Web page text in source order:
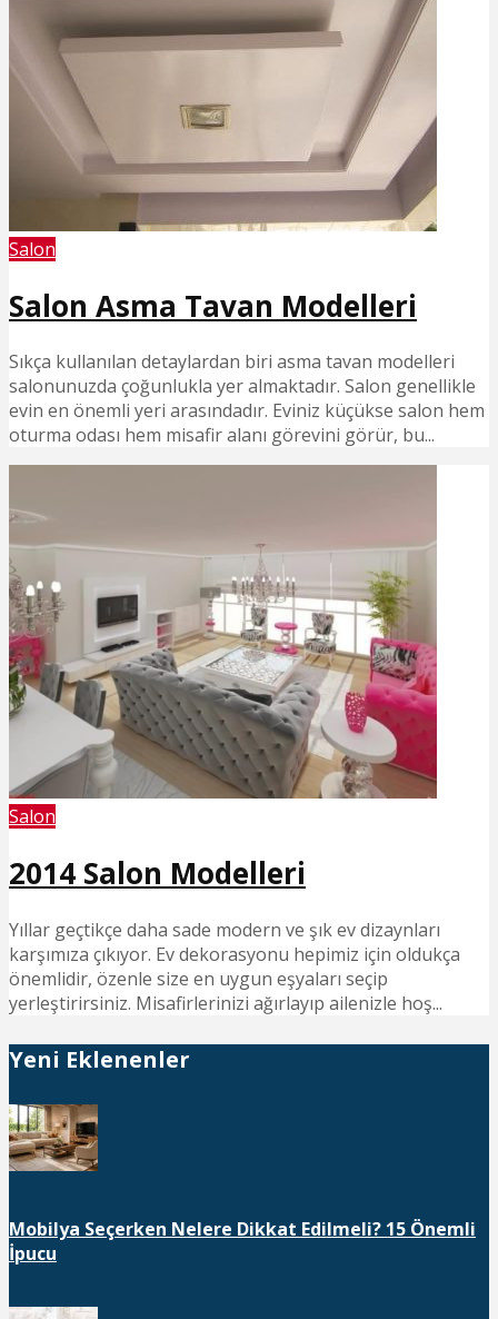
Salon
Salon Asma Tavan Modelleri
Sıkça kullanılan detaylardan biri asma tavan modelleri
salonunuzda çoğunlukla yer almaktadır. Salon genellikle
evin en önemli yeri arasındadır. Eviniz küçükse salon hem
oturma odası hem misafir alanı görevini görür, bu...
Salon
2014 Salon Modelleri
Yıllar geçtikçe daha sade modern ve şık ev dizaynları
karşımıza çıkıyor. Ev dekorasyonu hepimiz için oldukça
önemlidir, özenle size en uygun eşyaları seçip
yerleştirirsiniz. Misafirlerinizi ağırlayıp ailenizle hoş...
Yeni Eklenenler
Mobilya Seçerken Nelere Dikkat Edilmeli? 15 Önemli
İpucu